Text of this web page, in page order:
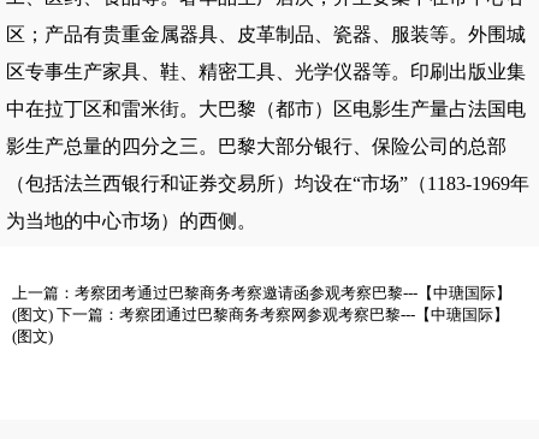
区；产品有贵重金属器具、皮革制品、瓷器、服装等。外围城
区专事生产家具、鞋、精密工具、光学仪器等。印刷出版业集
中在拉丁区和雷米街。大巴黎（都市）区电影生产量占法国电
影生产总量的四分之三。巴黎大部分银行、保险公司的总部
（包括法兰西银行和证券交易所）均设在“市场”（1183-1969年
为当地的中心市场）的西侧。
上一篇： 考察团考通过巴黎商务考察邀请函参观考察巴黎---【中瑭国际】
(图文) 下一篇： 考察团通过巴黎商务考察网参观考察巴黎---【中瑭国际】
(图文)